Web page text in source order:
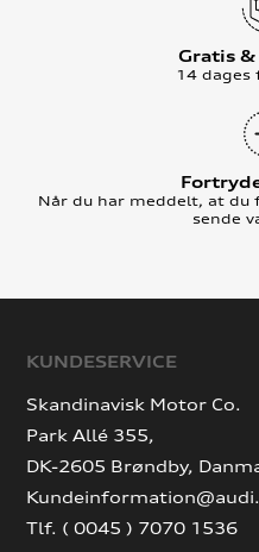
Gratis
14
Når du har meddelt, at du
sende
KUNDESERVICE
Skandinavisk Motor Co.
Park Allé 355,
DK-2605 Brøndby,
Tlf. ( 0045 ) 7070 1536